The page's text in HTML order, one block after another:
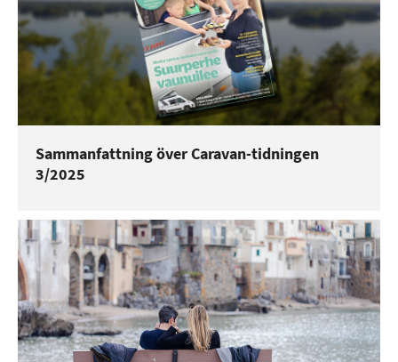
Sammanfattning över Caravan-tidningen
3/2025